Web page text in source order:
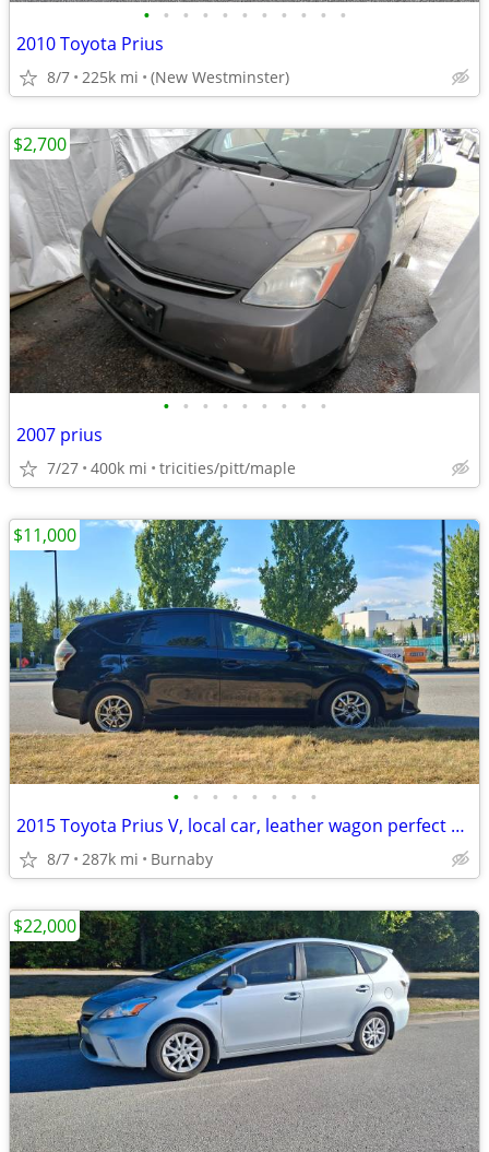
• • • • • • • • • • •
2010 Toyota Prius
8/7 225k mi (New Westminster)
• • • • • • • • •
2007 prius
7/27 400k mi tricities/pitt/maple
$2,700
• • • • • • • •
2015 Toyota Prius V, local car, leather wagon perfect condi
8/7 287k mi Burnaby
$11,000
$22,000